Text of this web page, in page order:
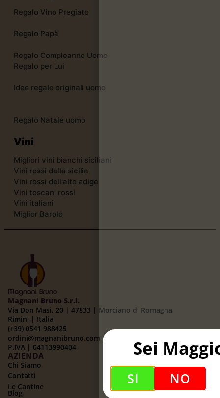
Regalo Vino Pregiato
Regalo Papà
Regalo Compleanno Uomo
Regalo per Lui
Idee regalo originali uomo
Regalo Natale uomo
Vini
Migliori vini bianchi siciliani
Vini rossi della sicilia
Vini rossi dell'alto adige
Vini toscani rossi
Vini italiani
Miglior Barolo
Magnani Bruno S.r.l.
Via Don Masi, 20 | 47833 | Morciano di Romagna
Rimini | Italia
(+39) 0541 988425
ordini@magnanibruno.com
P.IVA | 04113990404
AZIENDA
Chi Siamo
Contatti
Le Cantine
Blog
Sei
SI NO